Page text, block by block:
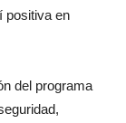
positiva en
del programa